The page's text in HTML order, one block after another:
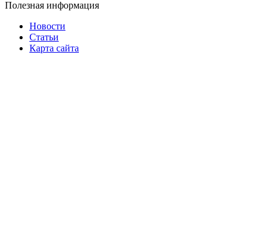
Полезная информация
Новости
Статьи
Карта сайта